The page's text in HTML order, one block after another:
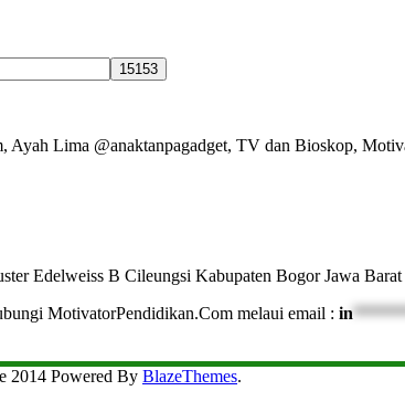
Lima @anaktanpagadget, TV dan Bioskop,
Edelweiss B Cileungsi Kabupaten Bogor Jawa Barat
MotivatorPendidikan.Com melaui email : in
2014 Powered By BlazeThemes.